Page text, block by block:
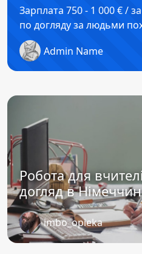
Зарплата 750 - 1 000 € /
по догляду за людьми
Admin Name
Робота для
догляд в
imbo_opieka